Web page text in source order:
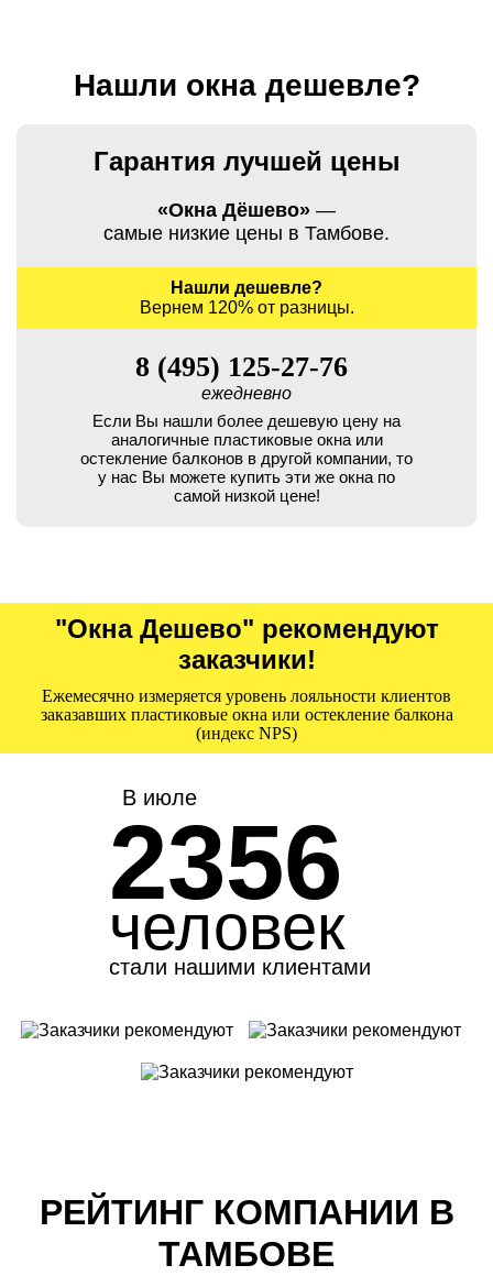
Нашли окна дешевле?
Гарантия лучшей цены
«Окна Дёшево» —
самые низкие цены в Тамбове.
Нашли дешевле?
Вернем 120% от разницы.
8 (495) 125-27-76
ежедневно
Если Вы нашли более дешевую цену на
аналогичные пластиковые окна или
остекление балконов в другой компании, то
у нас Вы можете купить эти же окна по
самой низкой цене!
"Окна Дешево" рекомендуют
заказчики!
Ежемесячно измеряется уровень лояльности клиентов
заказавших пластиковые окна или остекление балкона
(индекс NPS)
В июле
2356
человек
стали нашими клиентами
РЕЙТИНГ КОМПАНИИ В
ТАМБОВЕ